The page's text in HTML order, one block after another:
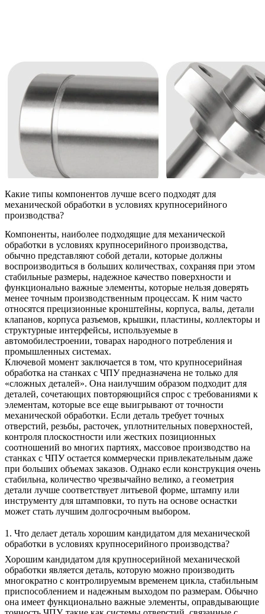
Какие типы компонентов лучше всего подходят для
механической обработки в условиях крупносерийного
производства?
Компоненты, наиболее подходящие для механической
обработки в условиях крупносерийного производства,
обычно представляют собой детали, которые должны
воспроизводиться в больших количествах, сохраняя при этом
стабильные размеры, надежное качество поверхности и
функционально важные элементы, которые нельзя доверять
менее точным производственным процессам. К ним часто
относятся прецизионные кронштейны, корпуса, валы, детали
клапанов, корпуса разъемов, крышки, пластины, коллекторы и
структурные интерфейсы, используемые в
автомобилестроении, товарах народного потребления и
промышленных системах.
Ключевой момент заключается в том, что крупносерийная
обработка на станках с ЧПУ предназначена не только для
«сложных деталей». Она наилучшим образом подходит для
деталей, сочетающих повторяющийся спрос с требованиями к
элементам, которые все еще выигрывают от точности
механической обработки. Если деталь требует точных
отверстий, резьбы, расточек, уплотнительных поверхностей,
контроля плоскостности или жестких позиционных
соотношений во многих партиях, массовое производство на
станках с ЧПУ остается коммерчески привлекательным даже
при больших объемах заказов. Однако если конструкция очень
стабильна, количество чрезвычайно велико, а геометрия
детали лучше соответствует литьевой форме, штампу или
инструменту для штамповки, то путь на основе оснастки
может стать лучшим долгосрочным выбором.
1. Что делает деталь хорошим кандидатом для механической
обработки в условиях крупносерийного производства?
Хорошим кандидатом для крупносерийной механической
обработки является деталь, которую можно производить
многократно с контролируемым временем цикла, стабильным
приспособлением и надежным выходом по размерам. Обычно
она имеет функционально важные элементы, оправдывающие